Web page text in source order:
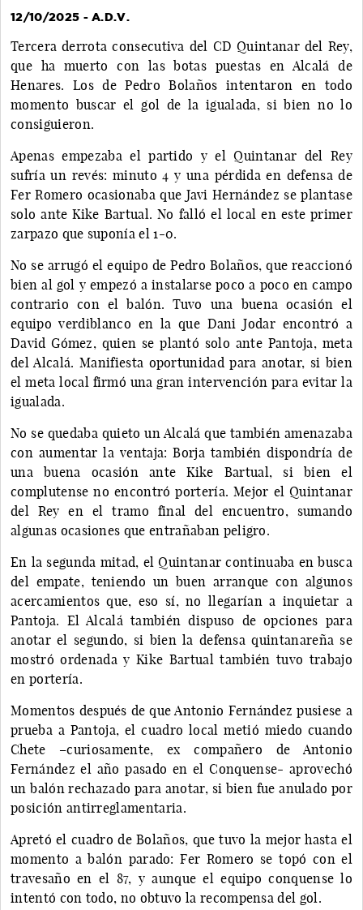
12/10/2025 - A.D.V.
Tercera derrota consecutiva del CD Quintanar del Rey,
que ha muerto con las botas puestas en Alcalá de
Henares. Los de Pedro Bolaños intentaron en todo
momento buscar el gol de la igualada, si bien no lo
consiguieron.
Apenas empezaba el partido y el Quintanar del Rey
sufría un revés: minuto 4 y una pérdida en defensa de
Fer Romero ocasionaba que Javi Hernández se plantase
solo ante Kike Bartual. No falló el local en este primer
zarpazo que suponía el 1-0.
No se arrugó el equipo de Pedro Bolaños, que reaccionó
bien al gol y empezó a instalarse poco a poco en campo
contrario con el balón. Tuvo una buena ocasión el
equipo verdiblanco en la que Dani Jodar encontró a
David Gómez, quien se plantó solo ante Pantoja, meta
del Alcalá. Manifiesta oportunidad para anotar, si bien
el meta local firmó una gran intervención para evitar la
igualada.
No se quedaba quieto un Alcalá que también amenazaba
con aumentar la ventaja: Borja también dispondría de
una buena ocasión ante Kike Bartual, si bien el
complutense no encontró portería. Mejor el Quintanar
del Rey en el tramo final del encuentro, sumando
algunas ocasiones que entrañaban peligro.
En la segunda mitad, el Quintanar continuaba en busca
del empate, teniendo un buen arranque con algunos
acercamientos que, eso sí, no llegarían a inquietar a
Pantoja. El Alcalá también dispuso de opciones para
anotar el segundo, si bien la defensa quintanareña se
mostró ordenada y Kike Bartual también tuvo trabajo
en portería.
Momentos después de que Antonio Fernández pusiese a
prueba a Pantoja, el cuadro local metió miedo cuando
Chete –curiosamente, ex compañero de Antonio
Fernández el año pasado en el Conquense- aprovechó
un balón rechazado para anotar, si bien fue anulado por
posición antirreglamentaria.
Apretó el cuadro de Bolaños, que tuvo la mejor hasta el
momento a balón parado: Fer Romero se topó con el
travesaño en el 87, y aunque el equipo conquense lo
intentó con todo, no obtuvo la recompensa del gol.